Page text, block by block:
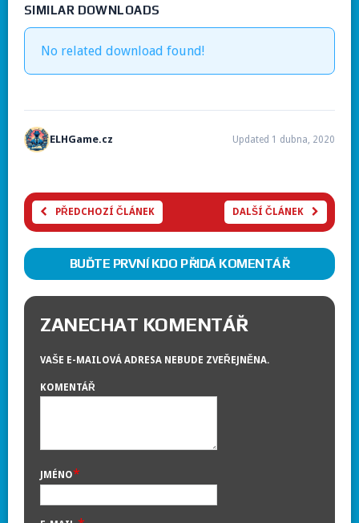
SIMILAR DOWNLOADS
No related download found!
ELHGame.cz Updated 1 dubna, 2020
PŘEDCHOZÍ ČLÁNEK DALŠÍ ČLÁNEK
BUĎTE PRVNÍ KDO PŘIDÁ KOMENTÁŘ
ZANECHAT KOMENTÁŘ
VAŠE E-MAILOVÁ ADRESA NEBUDE ZVEŘEJNĚNA.
KOMENTÁŘ
JMÉNO*